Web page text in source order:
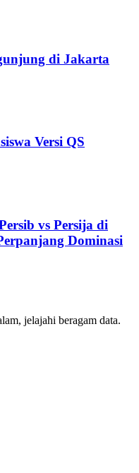
di Jakarta
Versi QS
vs Persija di
Dominasi
jelajahi beragam data.